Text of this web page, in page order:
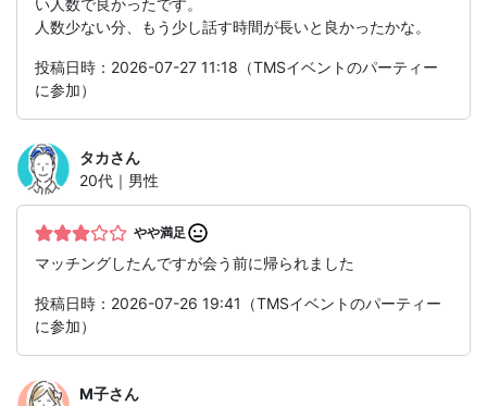
い人数で良かったです。
人数少ない分、もう少し話す時間が長いと良かったかな。
投稿日時：2026-07-27 11:18（TMSイベントのパーティー
に参加）
タカさん
20代｜男性
やや満足
マッチングしたんですが会う前に帰られました
投稿日時：2026-07-26 19:41（TMSイベントのパーティー
に参加）
M子さん